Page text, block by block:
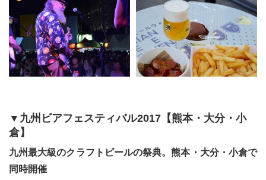
▼九州ビアフェスティバル2017【熊本・大分・小
倉】
九州最大級のクラフトビールの祭典。熊本・大分・小倉で
同時開催